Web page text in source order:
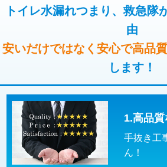
モルタル補修（厚さ10㎝超え）
理・調整・分解・加工など（軽作業）
止水・漏水調査・防水処理・清掃・修
理・調整・分解・加工など（中作業）
止水・漏水調査・防水処理・清掃・修
その他部品の脱着
交換・取付（タンク）
交換・取付(単水栓（壁付・デッキ
式）)
トイレ水漏れつまり、救急隊
由
安いだけではなく安心で高品質
します！
1.高品
手抜き工
ん！